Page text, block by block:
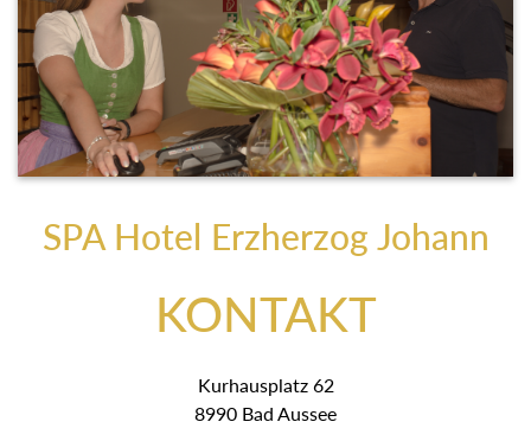
SPA Hotel Erzherzog Johann
KONTAKT
Kurhausplatz 62
8990 Bad Aussee